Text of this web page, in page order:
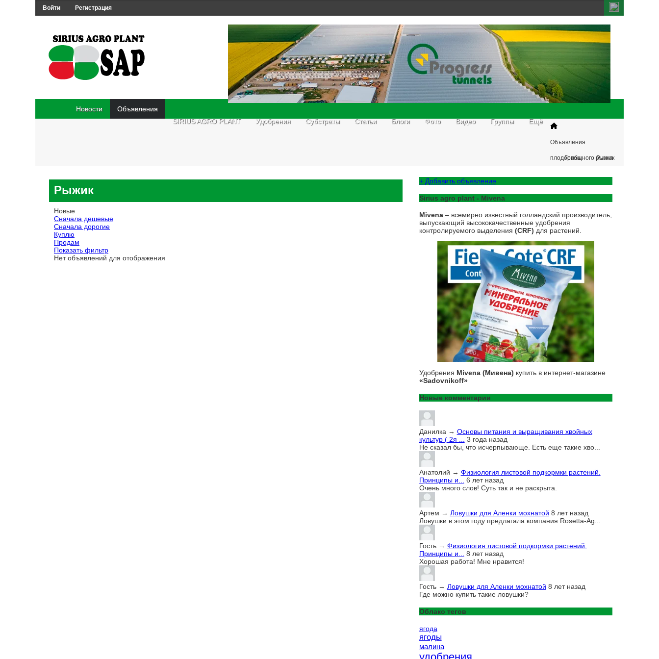
Войти Регистрация
Новости
Объявления
SIRIUS AGRO PLANT
Удобрения Субстраты Статьи Блоги Фото Видео Группы Ещё
Объявления
плодоовощного рынка
Грибы Рыжик
Рыжик
Новые
Сначала дешевые
Сначала дорогие
Куплю
Продам
Показать фильтр
Нет объявлений для отображения
+ Добавить объявление
Sirius agro plant - Mivena
Mivena – всемирно известный голландский производитель,
выпускающий высококачественные удобрения
контролируемого выделения (CRF) для растений.
Удобрения Mivena (Мивена) купить в интернет-магазине
«Sadovnikoff»
Новые комментарии
Данилка→ Основы питания и выращивания хвойных
культур ( 2я ... 3 года назад
Не сказал бы, что исчерпывающе. Есть еще такие хво...
Анатолий → Физиология листовой подкормки растений.
Принципы и... 6 лет назад
Очень много слов! Суть так и не раскрыта.
Артем → Ловушки для Аленки мохнатой 8 лет назад
Ловушки в этом году предлагала компания Rosetta-Ag...
Гость→ Физиология листовой подкормки растений.
Принципы и... 8 лет назад
Хорошая работа! Мне нравится!
Гость→ Ловушки для Аленки мохнатой 8 лет назад
Где можно купить такие ловушки?
Облако тегов
ягода
ягоды
малина